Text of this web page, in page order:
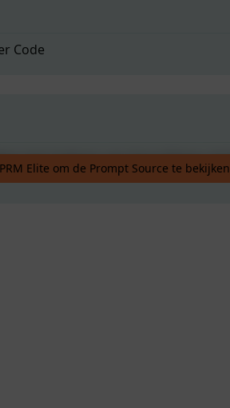
Code
het Coderen van Hoog Niveau
Elite om de Prompt Source te bekijken